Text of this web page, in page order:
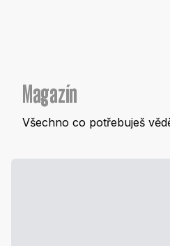
Magazín
Všechno co potřebuješ